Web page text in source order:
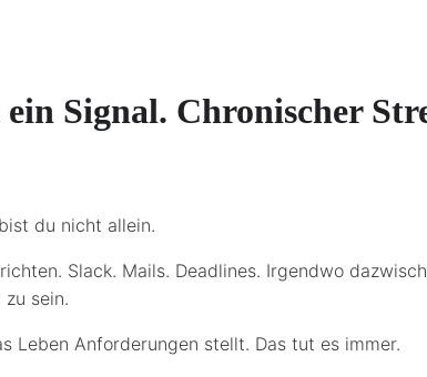
Signal. Chronischer
du nicht allein.
Slack. Mails. Deadlines. Irgendwo
sein.
Leben Anforderungen stellt. Das tut es immer.